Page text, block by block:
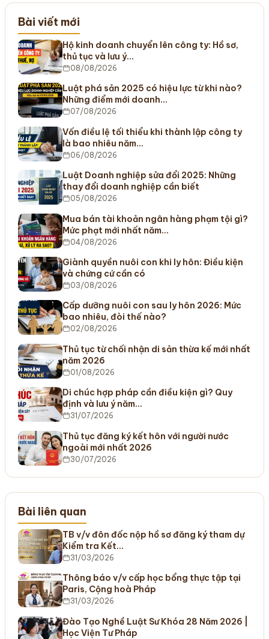
Bài viết mới
Hộ kinh doanh chuyển lên công ty: Hồ sơ,
thủ tục và lưu ý…
08/08/2026
Luật phá sản 2025 có hiệu lực từ khi nào?
Những điểm mới doanh…
07/08/2026
Vốn điều lệ tối thiểu khi thành lập công ty
là bao nhiêu năm…
06/08/2026
Luật Doanh nghiệp sửa đổi 2025: Những
thay đổi doanh nghiệp cần biết
05/08/2026
Mua bán tài khoản ngân hàng phạm tội gì?
Mức phạt mới nhất năm…
04/08/2026
Giành quyền nuôi con khi ly hôn: Điều kiện
và chứng cứ cần có
03/08/2026
Cấp dưỡng nuôi con sau ly hôn 2026: Mức
bao nhiêu, đòi thế nào?
02/08/2026
Thủ tục từ chối nhận di sản thừa kế mới nhất
năm 2026
01/08/2026
Di chúc hợp pháp cần điều kiện gì? Quy
định và lưu ý năm…
31/07/2026
Thủ tục đăng ký kết hôn với người nước
ngoài mới nhất 2026
30/07/2026
Bài liên quan
TB v/v đôn đốc nộp hồ sơ đăng ký tham dự
Kiểm tra Kết…
31/03/2026
Thông báo v/v cấp học bổng thực tập tại
Paris, Cộng hoà Pháp
31/03/2026
Đào Tạo Nghề Luật Sư Khóa 28 Năm 2026 |
Học Viện Tư Pháp